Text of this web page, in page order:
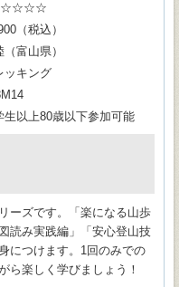
（税込）
（富山県）
ッキング
生以上80歳以下参加可能
ーズです。「楽になる山歩
読み実践編」「安心登山技
につけます。1回のみでの
ら楽しく学びましょう！